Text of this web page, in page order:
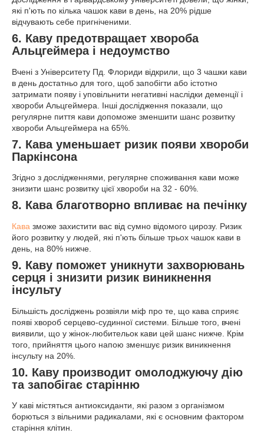
які п'ють по кілька чашок кави в день, на 20% рідше
відчувають себе пригніченими.
6. Каву предотвращает хвороба
Альцгеймера і недоумство
Вчені з Університету Пд. Флориди відкрили, що 3 чашки кави
в день достатньо для того, щоб запобігти або істотно
затримати появу і уповільнити негативні наслідки деменції і
хвороби Альцгеймера. Інші дослідження показали, що
регулярне пиття кави допоможе зменшити шанс розвитку
хвороби Альцгеймера на 65%.
7. Кава уменьшает ризик появи хвороби
Паркінсона
Згідно з дослідженнями, регулярне споживання кави може
знизити шанс розвитку цієї хвороби на 32 - 60%.
8. Кава благотворно впливає на печінку
Кава зможе захистити вас від сумно відомого цирозу. Ризик
його розвитку у людей, які п'ють більше трьох чашок кави в
день, на 80% нижче.
9. Каву поможет уникнути захворювань
серця і знизити ризик виникнення
інсульту
Більшість досліджень розвіяли міф про те, що кава сприяє
появі хвороб серцево-судинної системи. Більше того, вчені
виявили, що у жінок-любительок кави цей шанс нижче. Крім
того, прийняття цього напою зменшує ризик виникнення
інсульту на 20%.
10. Каву производит омолоджуючу дію
та запобігає старінню
У каві містяться антиоксиданти, які разом з організмом
борються з вільними радикалами, які є основним фактором
старіння клітин.